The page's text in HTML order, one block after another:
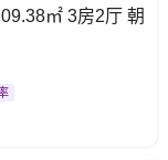
㎡ 3房2厅 朝